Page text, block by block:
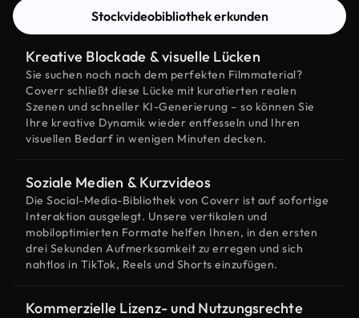
Stockvideobibliothek erkunden
Kreative Blockade & visuelle Lücken
Sie suchen noch nach dem perfekten Filmmaterial?
Coverr schließt diese Lücke mit kuratierten realen
Szenen und schneller KI-Generierung – so können Sie
Ihre kreative Dynamik wieder entfesseln und Ihren
visuellen Bedarf in wenigen Minuten decken.
Soziale Medien & Kurzvideos
Die Social-Media-Bibliothek von Coverr ist auf sofortige
Interaktion ausgelegt. Unsere vertikalen und
mobiloptimierten Formate helfen Ihnen, in den ersten
drei Sekunden Aufmerksamkeit zu erregen und sich
nahtlos in TikTok, Reels und Shorts einzufügen.
Kommerzielle Lizenz- und Nutzungsrechte